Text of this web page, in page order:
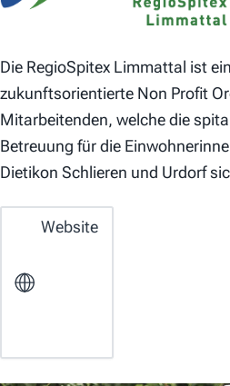
Die RegioSpitex Limmattal ist
zukunftsorientierte Non Profit
Mitarbeitenden, welche die
Betreuung für die
Dietikon Schlieren und Urdorf
Website